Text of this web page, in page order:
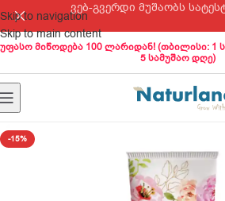
Skip to navigation
Skip to main content
ვებ-გვერდი მუშაობს
უფასო მიწოდება 100 ლარიდან! (თბილისი: 1
5 სამუშაო დღე)
-15%